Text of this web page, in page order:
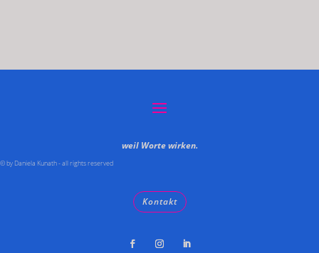
weil Worte wirken.
© by Daniela Kunath - all rights reserved
Kontakt